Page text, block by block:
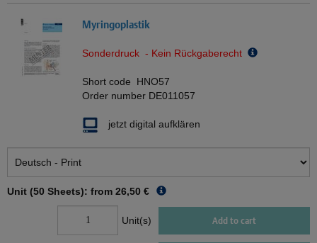
Myringoplastik
Sonderdruck - Kein Rückgaberecht
Short code HNO57
Order number DE011057
jetzt digital aufklären
Unit (50 Sheets): from 26,50 €
Unit(s) Add to cart